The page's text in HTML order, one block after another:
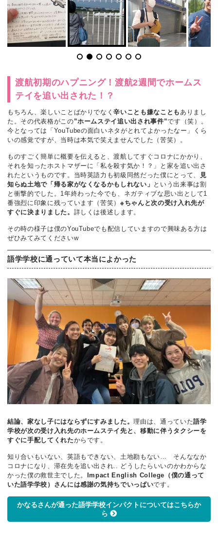
渡航初期のハプニング！渡航2週間でホームス
テイを追い出された！？
もちろん、楽しいことばかりでなく辛いことも嫌なこともありまし
た。その代表格がこの”ホームステイ追い出され事件”です（笑）。
今となっては「YouTubeの面白いネタがとれてよかったなー」くら
いの感覚ですが、当時は本気で笑えませんでした（苦笑）。
ものすごく簡単に概要を伝えると、渡航してすぐコロナにかかり、
それを知ったホストマザーに「私を殺す気か！？」と家を追い出さ
れたというものです。当時英語力も初級同然だった僕にとって、
見
知らぬ土地で「帰る家がなくなるかもしれない」 という出来事は割
と衝撃的でした。1年終わった今でも、ネガティブな思い出として1
番強烈に印象に残っています（苦笑）※ちゃんと次の受け入れ先が
すぐに決まりました。 詳しくは後述します。
その時の様子は僕のYouTubeでも配信していますので興味ある方は
ぜひみてみてくださいw
語学学校に通っていて本当によかった
結論、家なし子にはならずにすみました。理由は、通っていた語学
学校が次の受け入れ先のホームステイ先と、移動に伴うタクシーを
すぐに手配してくれたからです。
知り合いもいない、英語もできない、土地勘もない… そんななか
コロナになり、滞在先を追い出され.. どうしたらいいのかわからな
かった僕の救世主でした。
Impact English College（僕の通って
いた語学学校）さんには感謝の気持ちでいっぱいです。
かなるさんが通った語学学校インパクトについてはこちらか
ら